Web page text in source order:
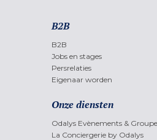
B2B
B2B
Jobs en stages
Persrelaties
Eigenaar worden
Onze diensten
Odalys Evènements & Groupe
La Conciergerie by Odalys